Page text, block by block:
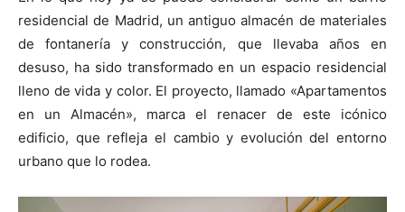
residencial de Madrid, un antiguo almacén de materiales
de fontanería y construcción, que llevaba años en
desuso, ha sido transformado en un espacio residencial
lleno de vida y color. El proyecto, llamado «Apartamentos
en un Almacén», marca el renacer de este icónico
edificio, que refleja el cambio y evolución del entorno
urbano que lo rodea.